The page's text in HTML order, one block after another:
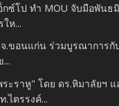
กซ์โป ทำ MOU จับมือพันธ
ให...
จ.ขอนแก่น ร่วมบูรณาการกั
...
ะราหู" โดย ดร.หิมาลัยฯ แ
.ไตรรงค์...